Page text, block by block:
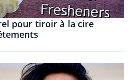
pour tiroir à la cire